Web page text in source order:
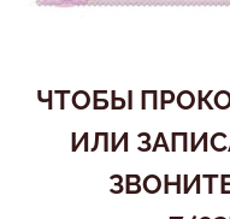
ЧТОБЫ
ИЛИ